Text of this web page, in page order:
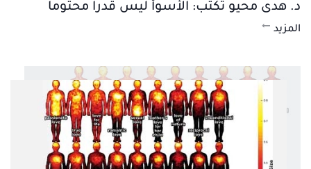
د. هدى محيو تكتب: الأسوأ ليس قدراً محتوماً
المزيد